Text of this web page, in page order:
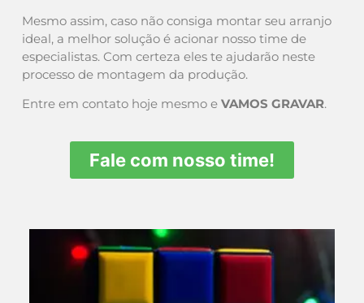
Mesmo assim, caso não consiga montar seu arranjo
ideal, a melhor solução é acionar nosso time de
especialistas. Com certeza eles te ajudarão neste
processo de montagem da produção.
Entre em contato hoje mesmo e VAMOS GRAVAR.
Fale com nosso time!